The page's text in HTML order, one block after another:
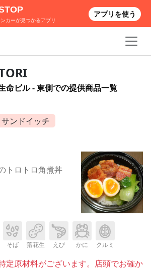
命ビル - 東側での提供商品一覧
ンドイッチ
トロトロ角煮丼
そば 落花生 えび かに クルミ
定原材料がございます。店頭でお確か
カーが見つかるアプリ
アプリを使う